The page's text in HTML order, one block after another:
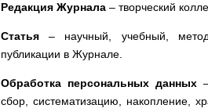
Редакция Журнала – творческий
Статья– научный, учебный,
публикации в Журнале.
Обработка персональных данных
сбор, систематизацию, накопление,